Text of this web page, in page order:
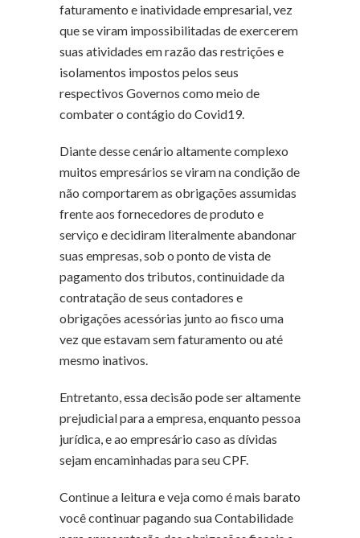
faturamento e inatividade empresarial, vez
que se viram impossibilitadas de exercerem
suas atividades em razão das restrições e
isolamentos impostos pelos seus
respectivos Governos como meio de
combater o contágio do Covid19.
Diante desse cenário altamente complexo
muitos empresários se viram na condição de
não comportarem as obrigações assumidas
frente aos fornecedores de produto e
serviço e decidiram literalmente abandonar
suas empresas, sob o ponto de vista de
pagamento dos tributos, continuidade da
contratação de seus contadores e
obrigações acessórias junto ao fisco uma
vez que estavam sem faturamento ou até
mesmo inativos.
Entretanto, essa decisão pode ser altamente
prejudicial para a empresa, enquanto pessoa
jurídica, e ao empresário caso as dívidas
sejam encaminhadas para seu CPF.
Continue a leitura e veja como é mais barato
você continuar pagando sua Contabilidade